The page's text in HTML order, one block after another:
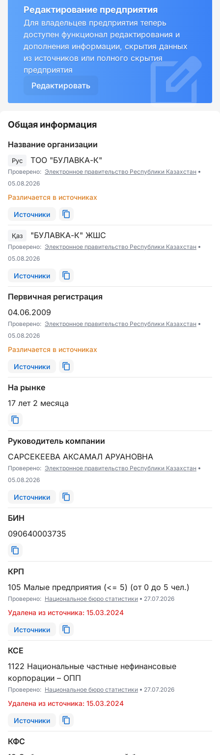
Редактирование предприятия
Для владельцев предприятия теперь
доступен функционал редактирования и
дополнения информации, скрытия данных
из источников или полного скрытия
предприятия
Редактировать
Общая информация
Название организации
Рус ТОО "БУЛАВКА-К"
Проверено: Электронное правительство Республики Казахстан
05.08.2026
Различается в источниках
Источники
Қаз "БУЛАВКА-К" ЖШС
Проверено: Электронное правительство Республики Казахстан
05.08.2026
Источники
Первичная регистрация
04.06.2009
Проверено: Электронное правительство Республики Казахстан
05.08.2026
Различается в источниках
Источники
На рынке
17 лет 2 месяца
Руководитель компании
САРСЕКЕЕВА АКСАМАЛ АРУАНОВНА
Проверено: Электронное правительство Республики Казахстан
05.08.2026
Источники
БИН
090640003735
КРП
105 Малые предприятия (<= 5) (от 0 до 5 чел.)
Проверено: Национальное бюро статистики 27.07.2026
Удалена из источника: 15.03.2024
Источники
КСЕ
1122 Национальные частные нефинансовые
корпорации – ОПП
Проверено: Национальное бюро статистики 27.07.2026
Удалена из источника: 15.03.2024
Источники
КФС